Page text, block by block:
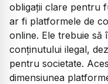
obligaţii clare pentru
ar fi platformele de
online. Ele trebuie să
conţinutului ilegal,
pentru societate.
dimensiunea